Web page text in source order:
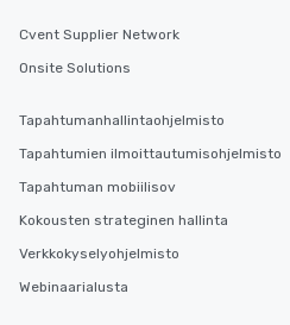
Cvent Supplier Network
Onsite Solutions
Tapahtumanhallintaohjelmisto
Tapahtumien ilmoittautumisohjelmisto
Tapahtuman mobiilisov
Kokousten strateginen hallinta
Verkkokyselyohjelmisto
Webinaarialusta